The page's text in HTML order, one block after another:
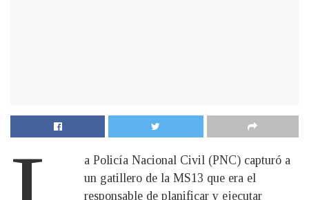
a Policía Nacional Civil (PNC) capturó a
un gatillero de la MS13 que era el
responsable de planificar y ejecutar